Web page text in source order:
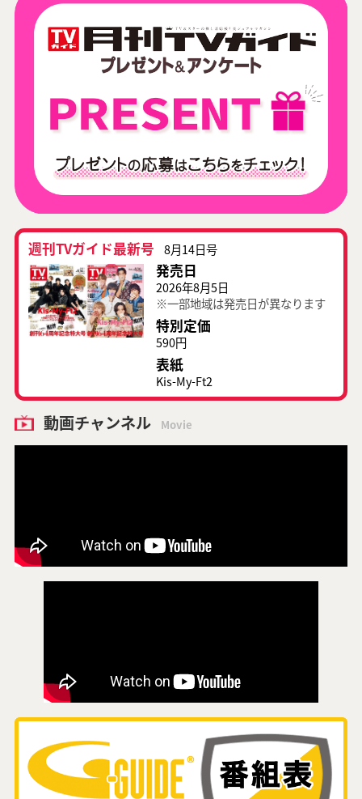
週刊TVガイド最新号 8月14日号
発売日
2026年8月5日
※一部地域は発売日が異なります
特別定価
590円
表紙
Kis-My-Ft2
動画チャンネル Movie